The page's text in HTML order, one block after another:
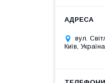
вул.
Київ, Україна